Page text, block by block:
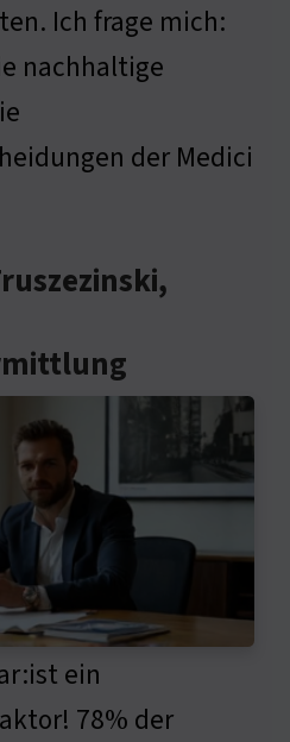
Ich frage mich:
nachhaltige
der Medici
ein
78% der